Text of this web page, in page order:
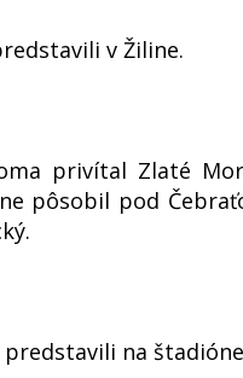
v Žiline.
privítal Zlaté
pôsobil pod
na